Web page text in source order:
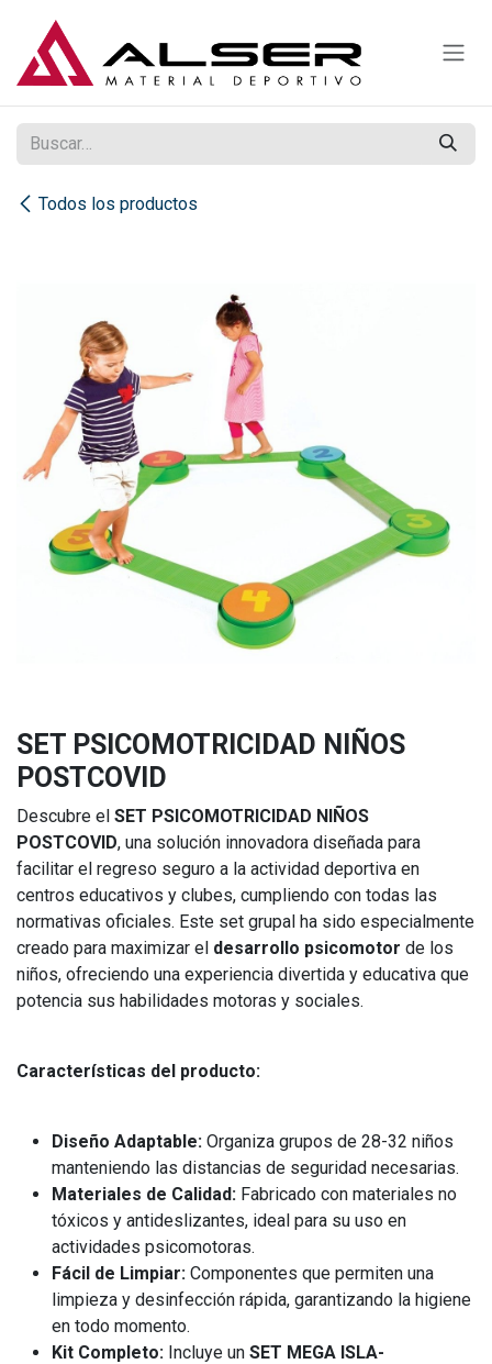
Todos los productos
SET PSICOMOTRICIDAD NIÑOS
POSTCOVID
Descubre el SET PSICOMOTRICIDAD NIÑOS
POSTCOVID, una solución innovadora diseñada para
facilitar el regreso seguro a la actividad deportiva en
centros educativos y clubes, cumpliendo con todas las
normativas oficiales. Este set grupal ha sido especialmente
creado para maximizar el desarrollo psicomotor de los
niños, ofreciendo una experiencia divertida y educativa que
potencia sus habilidades motoras y sociales.
Características del producto:
Diseño Adaptable: Organiza grupos de 28-32 niños
manteniendo las distancias de seguridad necesarias.
Materiales de Calidad: Fabricado con materiales no
tóxicos y antideslizantes, ideal para su uso en
actividades psicomotoras.
Fácil de Limpiar: Componentes que permiten una
limpieza y desinfección rápida, garantizando la higiene
en todo momento.
Kit Completo: Incluye un SET MEGA ISLA-